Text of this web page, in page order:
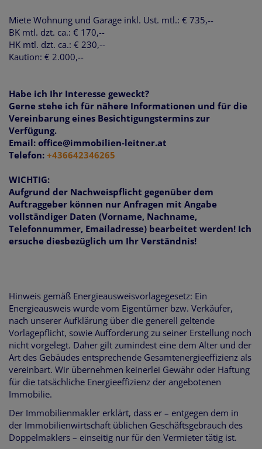
Miete Wohnung und Garage inkl. Ust. mtl.: € 735,--
BK mtl. dzt. ca.: € 170,--
HK mtl. dzt. ca.: € 230,--
Kaution: € 2.000,--
Habe ich Ihr Interesse geweckt?
Gerne stehe ich für nähere Informationen und für die
Vereinbarung eines Besichtigungstermins zur
Verfügung.
Email: office@immobilien-leitner.at
Telefon: +436642346265
WICHTIG:
Aufgrund der Nachweispflicht gegenüber dem
Auftraggeber können nur Anfragen mit Angabe
vollständiger Daten (Vorname, Nachname,
Telefonnummer, Emailadresse) bearbeitet werden! Ich
ersuche diesbezüglich um Ihr Verständnis!
Hinweis gemäß Energieausweisvorlagegesetz: Ein
Energieausweis wurde vom Eigentümer bzw. Verkäufer,
nach unserer Aufklärung über die generell geltende
Vorlagepflicht, sowie Aufforderung zu seiner Erstellung noch
nicht vorgelegt. Daher gilt zumindest eine dem Alter und der
Art des Gebäudes entsprechende Gesamtenergieeffizienz als
vereinbart. Wir übernehmen keinerlei Gewähr oder Haftung
für die tatsächliche Energieeffizienz der angebotenen
Immobilie.
Der Immobilienmakler erklärt, dass er – entgegen dem in
der Immobilienwirtschaft üblichen Geschäftsgebrauch des
Doppelmaklers – einseitig nur für den Vermieter tätig ist.